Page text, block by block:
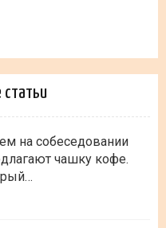
статьи
на собеседовании
чашку кофе.